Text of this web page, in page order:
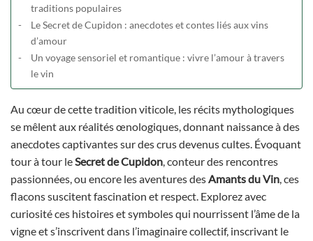
traditions populaires
Le Secret de Cupidon : anecdotes et contes liés aux vins
d’amour
Un voyage sensoriel et romantique : vivre l’amour à travers
le vin
Au cœur de cette tradition viticole, les récits mythologiques
se mêlent aux réalités œnologiques, donnant naissance à des
anecdotes captivantes sur des crus devenus cultes. Évoquant
tour à tour leSecret de Cupidon, conteur des rencontres
passionnées, ou encore les aventures desAmants du Vin, ces
flacons suscitent fascination et respect. Explorez avec
curiosité ces histoires et symboles qui nourrissent l’âme de la
vigne et s’inscrivent dans l’imaginaire collectif, inscrivant le